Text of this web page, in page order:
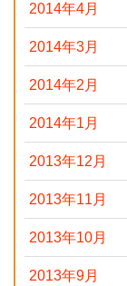
2014年4月
2014年3月
2014年2月
2014年1月
2013年12月
2013年11月
2013年10月
2013年9月